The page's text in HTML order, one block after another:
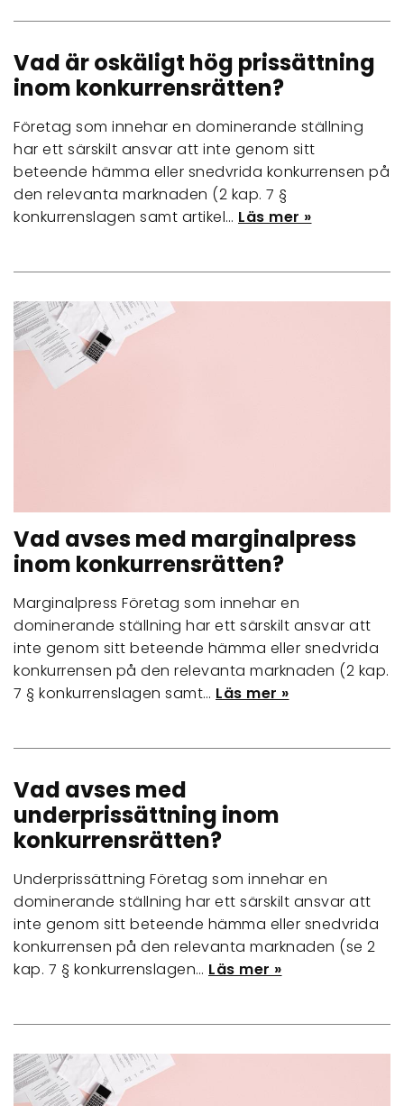
Vad är oskäligt hög prissättning
inom konkurrensrätten?
Företag som innehar en dominerande ställning
har ett särskilt ansvar att inte genom sitt
beteende hämma eller snedvrida konkurrensen på
den relevanta marknaden (​​2 kap. 7 §
konkurrenslagen samt artikel… Läs mer »
Vad avses med marginalpress
inom konkurrensrätten?
Marginalpress Företag som innehar en
dominerande ställning har ett särskilt ansvar att
inte genom sitt beteende hämma eller snedvrida
konkurrensen på den relevanta marknaden (​​2 kap.
7 § konkurrenslagen samt… Läs mer »
Vad avses med
underprissättning inom
konkurrensrätten?
Underprissättning Företag som innehar en
dominerande ställning har ett särskilt ansvar att
inte genom sitt beteende hämma eller snedvrida
konkurrensen på den relevanta marknaden (se ​​2
kap. 7 § konkurrenslagen… Läs mer »